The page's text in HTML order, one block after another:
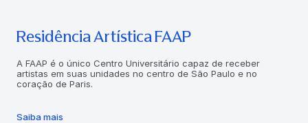
Residência Artística FAAP
A FAAP é o único Centro Universitário capaz de receber
artistas em suas unidades no centro de São Paulo e no
coração de Paris.
Saiba mais